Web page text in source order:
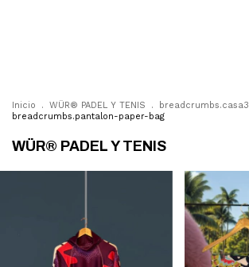
Inicio . WÜR® PADEL Y TENIS . breadcrumbs.casa3
breadcrumbs.pantalon-paper-bag
WÜR® PADEL Y TENIS